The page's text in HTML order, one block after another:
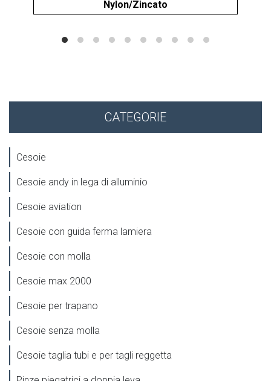
CATEGORIE
Cesoie
Cesoie andy in lega di alluminio
Cesoie aviation
Cesoie con guida ferma lamiera
Cesoie con molla
Cesoie max 2000
Cesoie per trapano
Cesoie senza molla
Cesoie taglia tubi e per tagli reggetta
Nylon/Zincato